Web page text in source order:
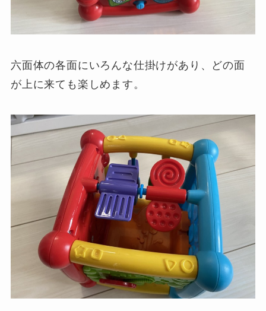
六面体の各面にいろんな仕掛けがあり、どの面
が上に来ても楽しめます。